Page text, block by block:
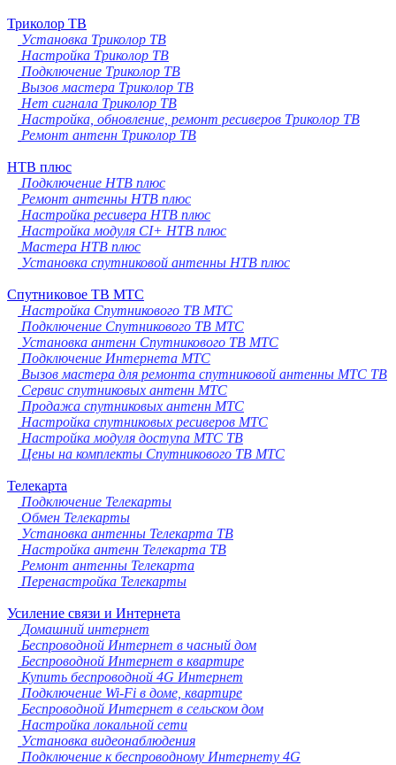
Триколор ТВ
Установка Триколор ТВ
Настройка Триколор ТВ
Подключение Триколор ТВ
Вызов мастера Триколор ТВ
Нет сигнала Триколор ТВ
Настройка, обновление, ремонт ресиверов Триколор ТВ
Ремонт антенн Триколор ТВ
НТВ плюс
Подключение НТВ плюс
Ремонт антенны НТВ плюс
Настройка ресивера НТВ плюс
Настройка модуля CI+ НТВ плюс
Мастера НТВ плюс
Установка спутниковой антенны НТВ плюс
Спутниковое ТВ МТС
Настройка Спутникового ТВ МТС
Подключение Спутникового ТВ МТС
Установка антенн Спутникового ТВ МТС
Подключение Интернета МТС
Вызов мастера для ремонта спутниковой антенны МТС ТВ
Сервис спутниковых антенн МТС
Продажа спутниковых антенн МТС
Настройка спутниковых ресиверов МТС
Настройка модуля доступа МТС ТВ
Цены на комплекты Спутникового ТВ МТС
Телекарта
Подключение Телекарты
Обмен Телекарты
Установка антенны Телекарта ТВ
Настройка антенн Телекарта ТВ
Ремонт антенны Телекарта
Перенастройка Телекарты
Усиление связи и Интернета
Домашний интернет
Беспроводной Интернет в часный дом
Беспроводной Интернет в квартире
Купить беспроводной 4G Интернет
Подключение Wi-Fi в доме, квартире
Беспроводной Интернет в сельском дом
Настройка локальной сети
Установка видеонаблюдения
Подключение к беспроводному Интернету 4G